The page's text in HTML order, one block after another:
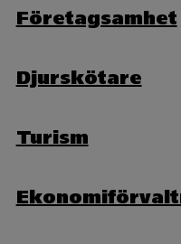
Företagsamhet
Djurskötare
Turism